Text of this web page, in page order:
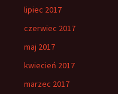
lipiec 2017
czerwiec 2017
maj 2017
kwiecień 2017
marzec 2017